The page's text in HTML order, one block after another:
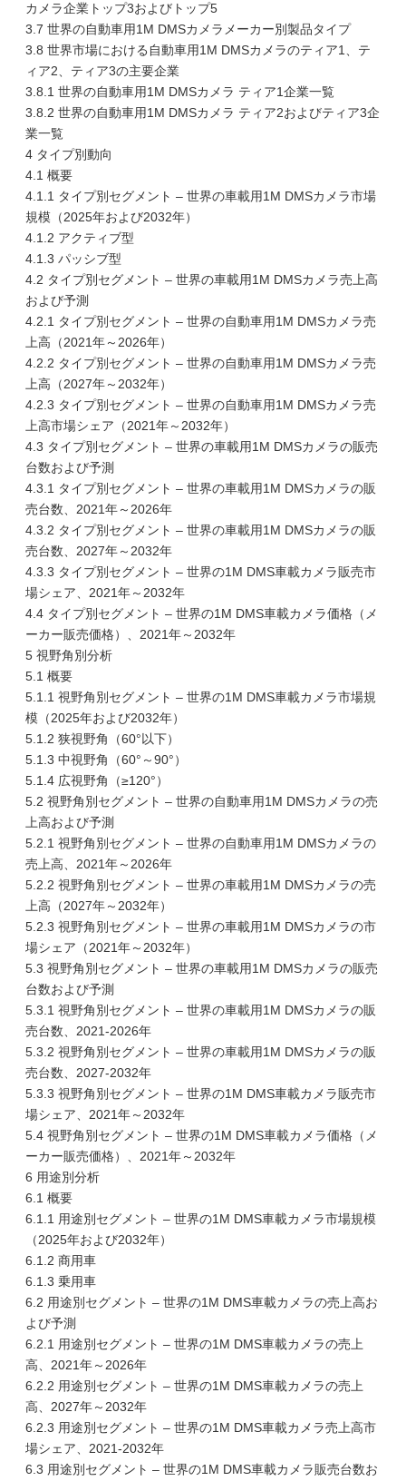
カメラ企業トップ3およびトップ5
3.7 世界の自動車用1M DMSカメラメーカー別製品タイプ
3.8 世界市場における自動車用1M DMSカメラのティア1、テ
ィア2、ティア3の主要企業
3.8.1 世界の自動車用1M DMSカメラ ティア1企業一覧
3.8.2 世界の自動車用1M DMSカメラ ティア2およびティア3企
業一覧
4 タイプ別動向
4.1 概要
4.1.1 タイプ別セグメント – 世界の車載用1M DMSカメラ市場
規模（2025年および2032年）
4.1.2 アクティブ型
4.1.3 パッシブ型
4.2 タイプ別セグメント – 世界の車載用1M DMSカメラ売上高
および予測
4.2.1 タイプ別セグメント – 世界の自動車用1M DMSカメラ売
上高（2021年～2026年）
4.2.2 タイプ別セグメント – 世界の自動車用1M DMSカメラ売
上高（2027年～2032年）
4.2.3 タイプ別セグメント – 世界の自動車用1M DMSカメラ売
上高市場シェア（2021年～2032年）
4.3 タイプ別セグメント – 世界の車載用1M DMSカメラの販売
台数および予測
4.3.1 タイプ別セグメント – 世界の車載用1M DMSカメラの販
売台数、2021年～2026年
4.3.2 タイプ別セグメント – 世界の車載用1M DMSカメラの販
売台数、2027年～2032年
4.3.3 タイプ別セグメント – 世界の1M DMS車載カメラ販売市
場シェア、2021年～2032年
4.4 タイプ別セグメント – 世界の1M DMS車載カメラ価格（メ
ーカー販売価格）、2021年～2032年
5 視野角別分析
5.1 概要
5.1.1 視野角別セグメント – 世界の1M DMS車載カメラ市場規
模（2025年および2032年）
5.1.2 狭視野角（60°以下）
5.1.3 中視野角（60°～90°）
5.1.4 広視野角（≥120°）
5.2 視野角別セグメント – 世界の自動車用1M DMSカメラの売
上高および予測
5.2.1 視野角別セグメント – 世界の自動車用1M DMSカメラの
売上高、2021年～2026年
5.2.2 視野角別セグメント – 世界の車載用1M DMSカメラの売
上高（2027年～2032年）
5.2.3 視野角別セグメント – 世界の車載用1M DMSカメラの市
場シェア（2021年～2032年）
5.3 視野角別セグメント – 世界の車載用1M DMSカメラの販売
台数および予測
5.3.1 視野角別セグメント – 世界の車載用1M DMSカメラの販
売台数、2021-2026年
5.3.2 視野角別セグメント – 世界の車載用1M DMSカメラの販
売台数、2027-2032年
5.3.3 視野角別セグメント – 世界の1M DMS車載カメラ販売市
場シェア、2021年～2032年
5.4 視野角別セグメント – 世界の1M DMS車載カメラ価格（メ
ーカー販売価格）、2021年～2032年
6 用途別分析
6.1 概要
6.1.1 用途別セグメント – 世界の1M DMS車載カメラ市場規模
（2025年および2032年）
6.1.2 商用車
6.1.3 乗用車
6.2 用途別セグメント – 世界の1M DMS車載カメラの売上高お
よび予測
6.2.1 用途別セグメント – 世界の1M DMS車載カメラの売上
高、2021年～2026年
6.2.2 用途別セグメント – 世界の1M DMS車載カメラの売上
高、2027年～2032年
6.2.3 用途別セグメント – 世界の1M DMS車載カメラ売上高市
場シェア、2021-2032年
6.3 用途別セグメント – 世界の1M DMS車載カメラ販売台数お